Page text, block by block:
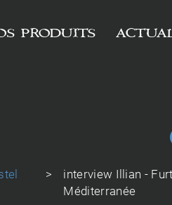
PRODUITS
>
interview Illian -
Méditerranée